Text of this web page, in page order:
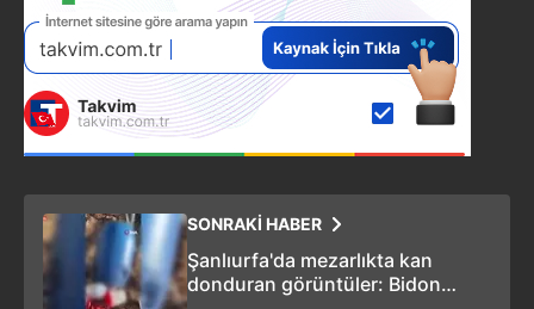
SONRAKİ HABER
Şanlıurfa'da mezarlıkta kan
donduran görüntüler: Bidon